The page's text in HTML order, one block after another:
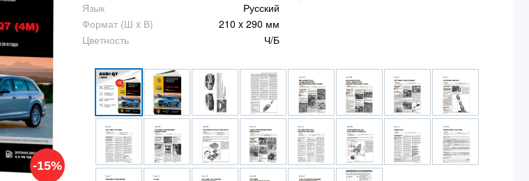
-15%
Язык
Русский
Формат (Ш x В)
210 x 290 мм
Цветность
Ч/Б